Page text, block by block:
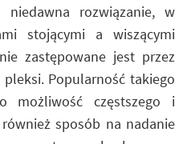
rozwiązanie, w
stojącymi a wiszącymi
zastępowane jest przez
Popularność takiego
możliwość częstszego i
sposób na nadanie